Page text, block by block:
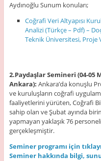
Aydınoğlu Sunum konuları;
Coğrafi Veri Altyapısı
Analizi (Türkçe – Pdf) –
Teknik Üniversitesi, Proje
2.Paydaşlar Semineri (04-05
Ankara): Ankara’da konuşlu
ve kuruluşların coğrafi
faaliyetlerini yürüten, Coğrafi
sahip olan ve Şubat ayında
yapmayan yaklaşık 76
gerçekleşmiştir.
Seminer programı için
Seminer hakkında bilgi,